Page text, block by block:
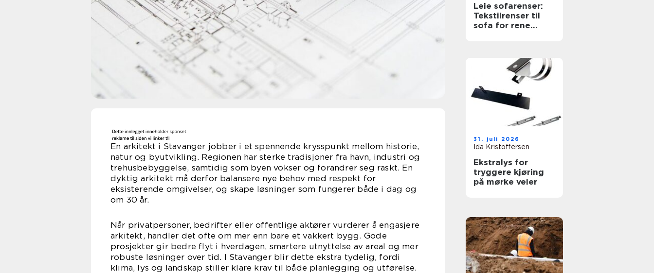
En arkitekt i Stavanger jobber i et spennende krysspunkt mellom historie,
natur og byutvikling. Regionen har sterke tradisjoner fra havn, industri og
trehusbebyggelse, samtidig som byen vokser og forandrer seg raskt. En
dyktig arkitekt må derfor balansere nye behov med respekt for
eksisterende omgivelser, og skape løsninger som fungerer både i dag og
om 30 år.
Når privatpersoner, bedrifter eller offentlige aktører vurderer å engasjere
arkitekt, handler det ofte om mer enn bare et vakkert bygg. Gode
prosjekter gir bedre flyt i hverdagen, smartere utnyttelse av areal og mer
robuste løsninger over tid. I Stavanger blir dette ekstra tydelig, fordi
klima, lys og landskap stiller klare krav til både planlegging og utførelse.
Leie sofarenser:
Tekstilrenser til
sofa for rene
31. juli 2026
Ida Kristoffersen
Ekstralys for
tryggere kjøring
på mørke veier